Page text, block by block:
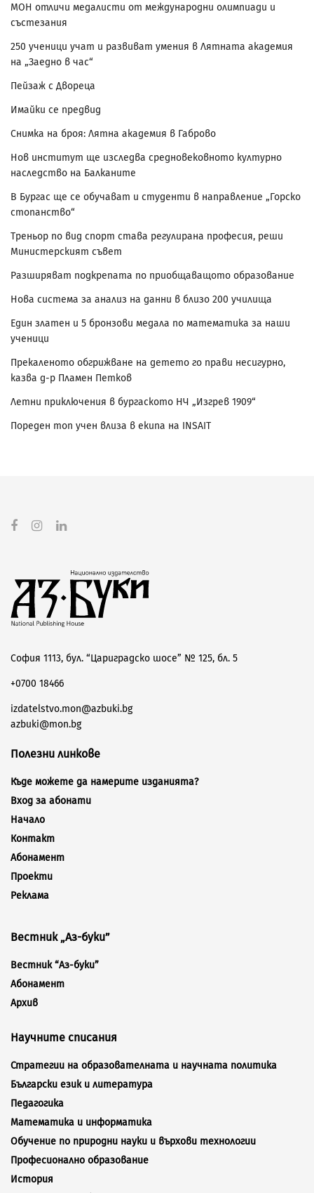
МОН отличи медалисти от международни олимпиади и
състезания
250 ученици учат и развиват умения в Лятната академия
на „Заедно в час“
Пейзаж с Двореца
Имайки се предвид
Снимка на броя: Лятна академия в Габрово
Нов институт ще изследва средновековното културно
наследство на Балканите
В Бургас ще се обучават и студенти в направление „Горско
стопанство“
Треньор по вид спорт става регулирана професия, реши
Министерският съвет
Разширяват подкрепата по приобщаващото образование
Нова система за анализ на данни в близо 200 училища
Един златен и 5 бронзови медала по математика за наши
ученици
Прекаленото обгрижване на детето го прави несигурно,
казва д-р Пламен Петков
Летни приключения в бургаското НЧ „Изгрев 1909“
Пореден топ учен влиза в екипа на INSAIT
София 1113, бул. “Цариградско шосе” № 125, бл. 5
+0700 18466
izdatelstvo.mon@azbuki.bg
azbuki@mon.bg
Полезни линкове
Къде можете да намерите изданията?
Вход за абонати
Начало
Контакт
Абонамент
Проекти
Реклама
Вестник „Аз-буки”
Вестник “Аз-буки”
Абонамент
Архив
Научните списания
Стратегии на образователната и научната политика
Български език и литература
Педагогика
Математика и информатика
Обучение по природни науки и върхови технологии
Професионално образование
История